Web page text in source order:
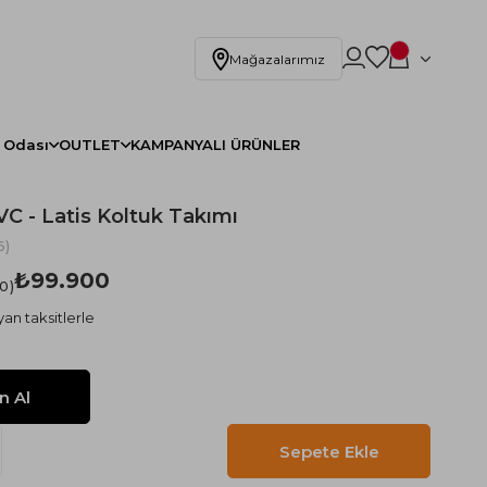
Mağazalarımız
OUTLET KAMPANYALI ÜRÜNLER
- Latis Koltuk Takımı
₺99.900
taksitlerle